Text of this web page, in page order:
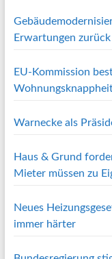
Erwartungen zurück
EU-Kommission
Warnecke als
Haus & Grund
Mieter müssen zu
Neues
immer härter